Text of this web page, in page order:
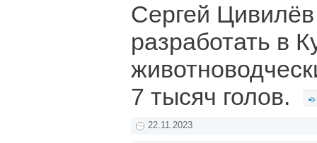
Сергей
разработать в
7 тысяч голов.
22.11.2023